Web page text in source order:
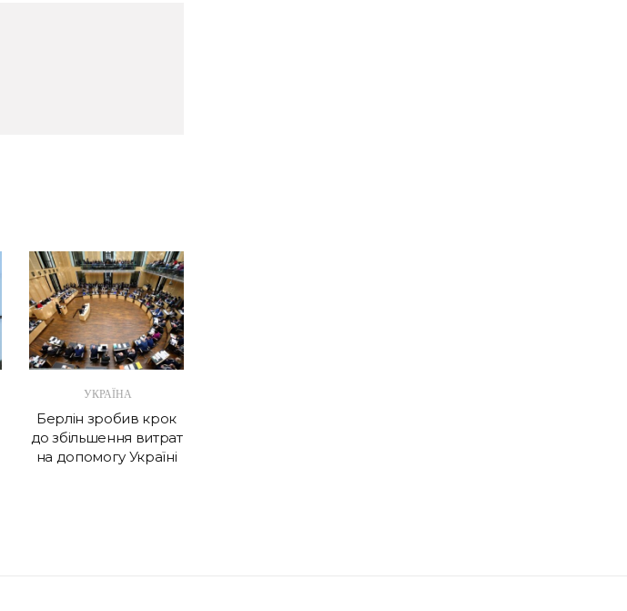
УКРАЇНА
Берлін зробив крок
до збільшення витрат
на допомогу Україні